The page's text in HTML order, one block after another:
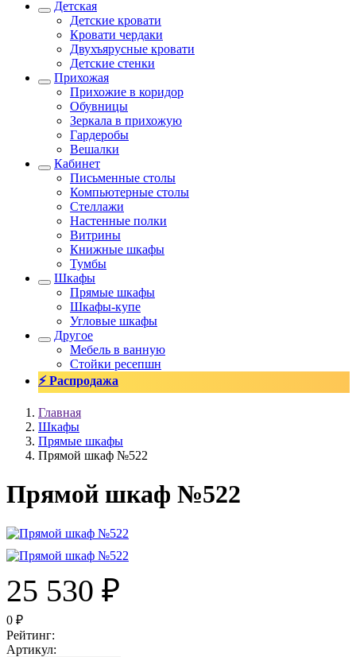
Детская
Детские кровати
Кровати чердаки
Двухъярусные кровати
Детские стенки
Прихожая
Прихожие в коридор
Обувницы
Зеркала в прихожую
Гардеробы
Вешалки
Кабинет
Письменные столы
Компьютерные столы
Стеллажи
Настенные полки
Витрины
Книжные шкафы
Тумбы
Шкафы
Прямые шкафы
Шкафы-купе
Угловые шкафы
Другое
Мебель в ванную
Стойки ресепшн
⚡ Распродажа
Главная
Шкафы
Прямые шкафы
Прямой шкаф №522
Прямой шкаф №522
25 530 ₽
0 ₽
Рейтинг:
Артикул: